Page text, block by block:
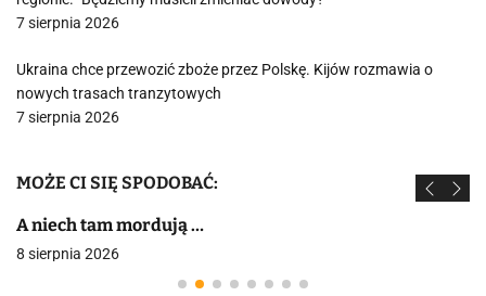
7 sierpnia 2026
Ukraina chce przewozić zboże przez Polskę. Kijów rozmawia o
nowych trasach tranzytowych
7 sierpnia 2026
MOŻE CI SIĘ SPODOBAĆ:
A niech tam mordują …
8 sierpnia 2026